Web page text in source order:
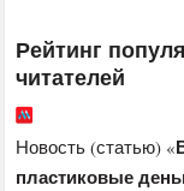
Рейтинг
читателей
Новость (статью) «
пластиковые